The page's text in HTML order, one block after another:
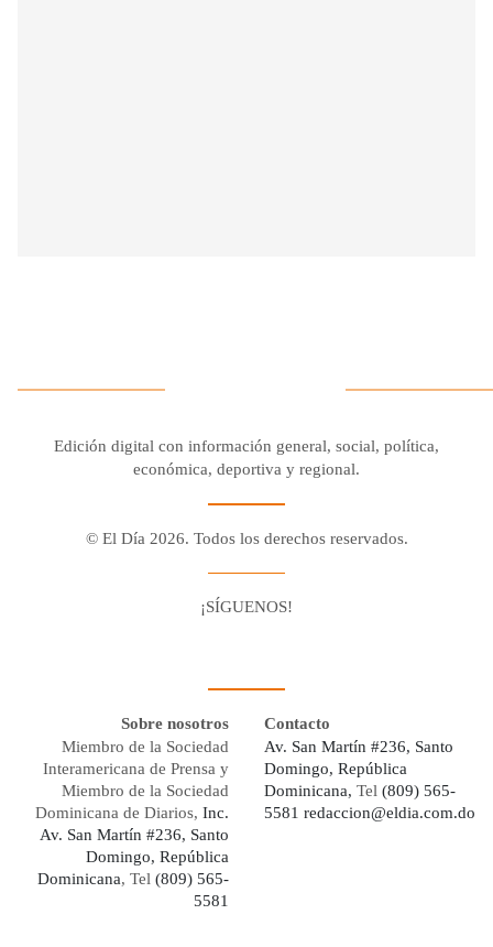
Edición digital con información general, social, política,
económica, deportiva y regional.
© El Día 2026. Todos los derechos reservados.
¡SÍGUENOS!
Sobre nosotros
Miembro de la Sociedad
Interamericana de Prensa y
Miembro de la Sociedad
Dominicana de Diarios, Inc.
Av. San Martín #236, Santo
Domingo, República
Dominicana, Tel (809) 565-
5581
Contacto
Av. San Martín #236, Santo
Domingo, República
Dominicana, Tel (809) 565-
5581 redaccion@eldia.com.do